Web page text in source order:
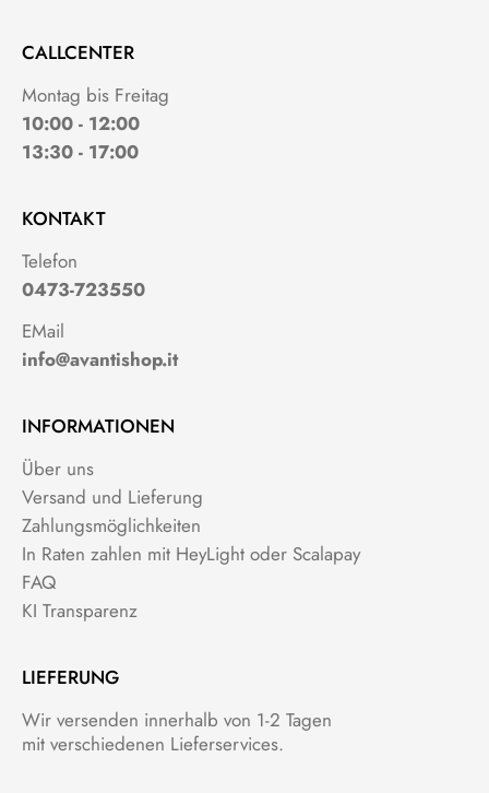
CALLCENTER
Montag bis Freitag
10:00 - 12:00
13:30 - 17:00
KONTAKT
Telefon
0473-723550
EMail
info@avantishop.it
INFORMATIONEN
Über uns
Versand und Lieferung
Zahlungsmöglichkeiten
In Raten zahlen mit HeyLight oder Scalapay
FAQ
KI Transparenz
LIEFERUNG
Wir versenden innerhalb von 1-2 Tagen
mit verschiedenen Lieferservices.